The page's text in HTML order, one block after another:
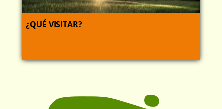
¿QUÉ VISITAR?